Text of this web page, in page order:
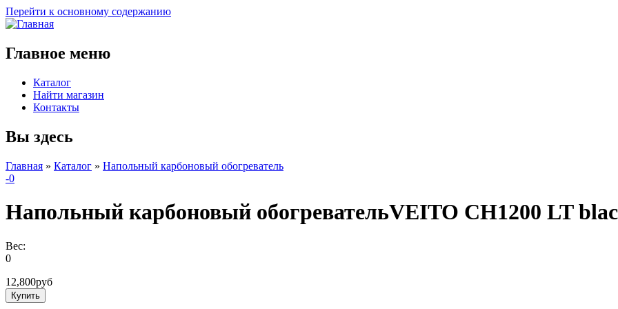
Перейти к основному содержанию
Главное меню
Каталог
Найти магазин
Контакты
Вы здесь
Главная » Каталог » Напольный карбоновый обогреватель
-0
Напольный карбоновый обогревательVEITO CH1200 LT
Вес:
0
12,800руб